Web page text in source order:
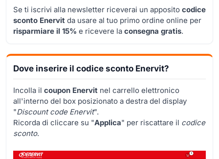
Se ti iscrivi alla newsletter riceverai un apposito codice
sconto Enervit da usare al tuo primo ordine online per
risparmiare il 15% e ricevere la consegna gratis.
Dove inserire il codice sconto Enervit?
Incolla il coupon Enervit nel carrello elettronico
all'interno del box posizionato a destra del display
"Discount code Enervit".
Ricorda di cliccare su "Applica" per riscattare il codice
sconto.